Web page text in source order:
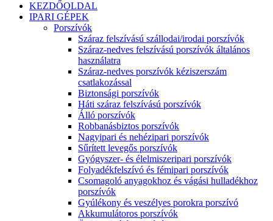
KEZDŐOLDAL
IPARI GÉPEK
Porszívók
Száraz felszívású szállodai/irodai porszívók
Száraz-nedves felszívású porszívók általános
használatra
Száraz-nedves porszívók kéziszerszám
csatlakozással
Biztonsági porszívók
Háti száraz felszívású porszívók
Álló porszívók
Robbanásbiztos porszívók
Nagyipari és nehézipari porszívók
Sűrített levegős porszívók
Gyógyszer- és élelmiszeripari porszívók
Folyadékfelszívó és fémipari porszívók
Csomagoló anyagokhoz és vágási hulladékhoz
porszívók
Gyúlékony és veszélyes porokra porszívó
Akkumulátoros porszívók